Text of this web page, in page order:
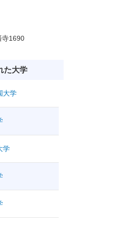
寺1690
た大学
大学
学